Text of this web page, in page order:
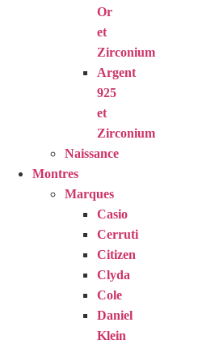
Or
et
Zirconium
Argent
925
et
Zirconium
Naissance
Montres
Marques
Casio
Cerruti
Citizen
Clyda
Cole
Daniel
Klein